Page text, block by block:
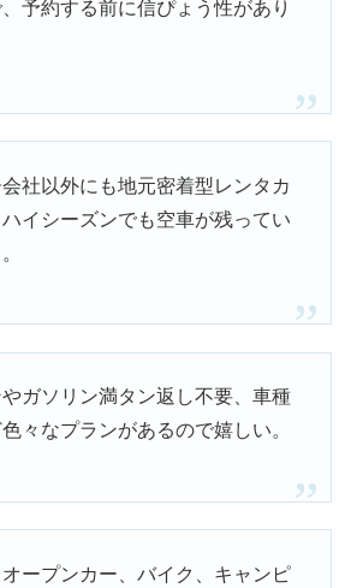
予約する前に信ぴょう性があり
社以外にも地元密着型レンタカ
イシーズンでも空車が残ってい
ガソリン満タン返し不要、車種
々なプランがあるので嬉しい。
ープンカー、バイク、キャンピ